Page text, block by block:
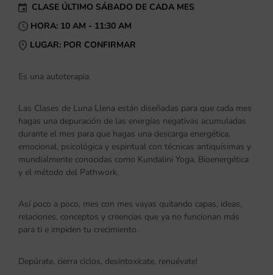
CLASE ÚLTIMO SÁBADO DE CADA MES
HORA: 10 AM - 11:30 AM
LUGAR: POR CONFIRMAR
Es una autoterapia.
Las Clases de Luna Llena están diseñadas para que cada mes
hagas una depuración de las energías negativas acumuladas
durante el mes para que hagas una descarga energética,
emocional, psicológica y espiritual con técnicas antiquísimas y
mundialmente conocidas como Kundalini Yoga, Bioenergética
y el método del Pathwork.
Así poco a poco, mes con mes vayas quitando capas, ideas,
relaciones, conceptos y creencias que ya no funcionan más
para ti e impiden tu crecimiento.
Depúrate, cierra ciclos, desintoxícate, renuévate!